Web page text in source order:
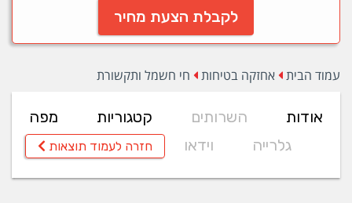
לקבלת הצעת מחיר
עמוד הבית אחזקה בטיחות חי חשמל ותקשורת
אודות השרותים קטגוריות
מפה
גלרייה
וידאו חזרה לעמוד תוצאות